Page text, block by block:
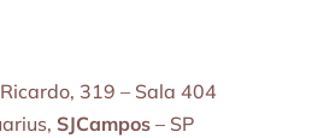
319 – Sala 404
SJCampos – SP